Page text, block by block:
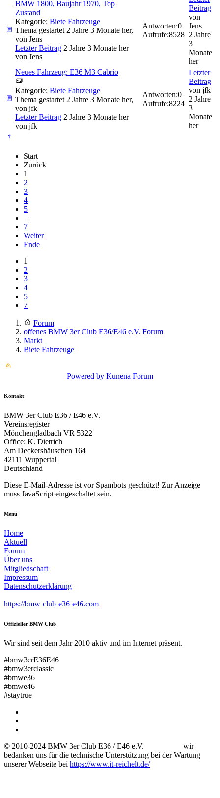
BMW 1800, Baujahr 1970, Top
Zustand
Kategorie: Biete Fahrzeuge
Thema gestartet 2 Jahre 3 Monate her,
von Jens
Letzter Beitrag 2 Jahre 3 Monate her
von Jens
Antworten:0
Aufrufe:8528
Beitrag
von
Jens
2 Jahre
3
Monate
her
Neues Fahrzeug: E36 M3 Cabrio
Kategorie: Biete Fahrzeuge
Thema gestartet 2 Jahre 3 Monate her,
von jfk
Letzter Beitrag 2 Jahre 3 Monate her
von jfk
Antworten:0
Aufrufe:8224
Letzter
Beitrag
von jfk
2 Jahre
3
Monate
her
Start
Zurück
1
2
3
4
5
...
7
Weiter
Ende
1
2
3
4
5
7
Forum
offenes BMW 3er Club E36/E46 e.V. Forum
Markt
Biete Fahrzeuge
Powered by Kunena Forum
Kontakt
BMW 3er Club E36 / E46 e.V.
Vereinsregister
Mönchengladbach VR 5322
Office: K. Dietrich
Am Deckershäuschen 164
42111 Wuppertal
Deutschland
Diese E-Mail-Adresse ist vor Spambots geschützt! Zur Anzeige
muss JavaScript eingeschaltet sein.
Menu
Home
Aktuell
Forum
Über uns
Mitgliedschaft
Impressum
Datenschutzerklärung
https://bmw-club-e36-e46.com
Offizieller BMW Club
Wir sind seit dem Jahr 2010 aktiv und im Internet präsent.
#bmw3erE36E46
#bmw3erclassic
#bmwe36
#bmwe46
#staytrue
© 2010-2024 BMW 3er Club E36 / E46 e.V. wir
bedanken uns für die technische Unterstützung bei der Wartung
unserer Webseite bei https://www.it-reichelt.de/